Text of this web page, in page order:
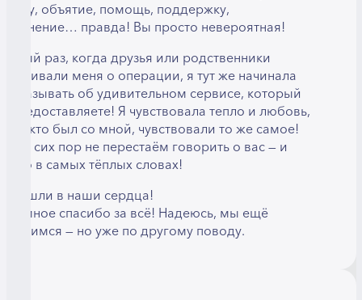
объятие, помощь, поддержку,
правда! Вы просто невероятная!
раз, когда друзья или родственники
меня о операции, я тут же начинала
об удивительном сервисе, который
предоставляете! Я чувствовала тепло и любовь,
кто был со мной, чувствовали то же самое!
до сих пор не перестаём говорить о вас — и
в самых тёплых словах!
вошли в наши сердца!
спасибо за всё! Надеюсь, мы ещё
— но уже по другому поводу.